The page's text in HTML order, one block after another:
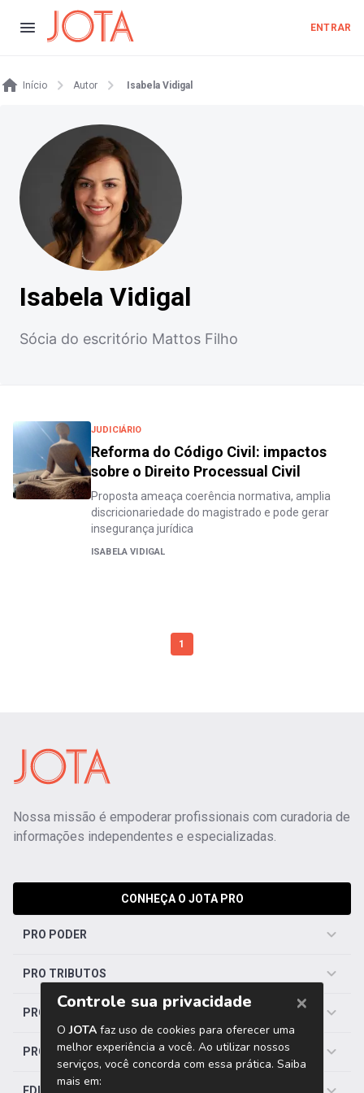
ENTRAR
Início Autor Isabela Vidigal
Isabela Vidigal
Sócia do escritório Mattos Filho
JUDICIÁRIO
Reforma do Código Civil: impactos
sobre o Direito Processual Civil
Proposta ameaça coerência normativa, amplia
discricionariedade do magistrado e pode gerar
insegurança jurídica
ISABELA VIDIGAL
1
Nossa missão é empoderar profissionais com curadoria de
informações independentes e especializadas.
CONHEÇA O JOTA PRO
PRO PODER
PRO TRIBUTOS
PRO TRABALHISTA
PRO SAÚDE